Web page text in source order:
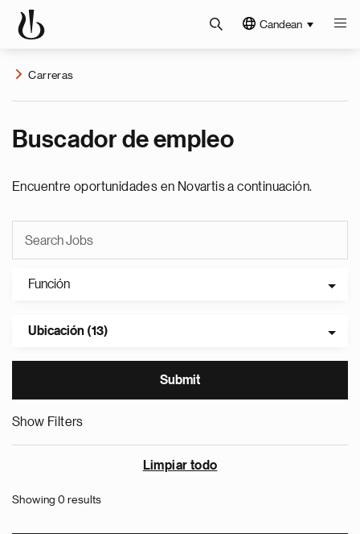
Candean
Carreras
Buscador de empleo
Encuentre oportunidades en Novartis a continuación.
Función
Ubicación (13)
Show Filters
Limpiar todo
Showing 0 results